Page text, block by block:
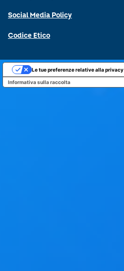
Social Media Policy
Codice Etico
Informativa sulla raccolta
Le tue preferenze relative alla privacy